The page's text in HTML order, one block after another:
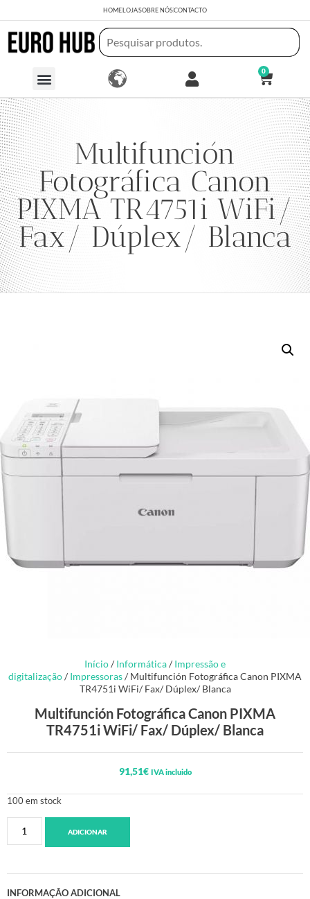
HOMELOJASOBRE NÓSCONTACTO
0
Multifunción
Fotográfica Canon
PIXMA TR4751i WiFi/
Fax/ Dúplex/ Blanca
Início/ Informática/ Impressão e
digitalização/ Impressoras/ Multifunción Fotográfica Canon PIXMA
TR4751i WiFi/ Fax/ Dúplex/ Blanca
Multifunción Fotográfica Canon PIXMA
TR4751i WiFi/ Fax/ Dúplex/ Blanca
91,51€ IVA incluido
100 em stock
ADICIONAR
INFORMAÇÃO ADICIONAL